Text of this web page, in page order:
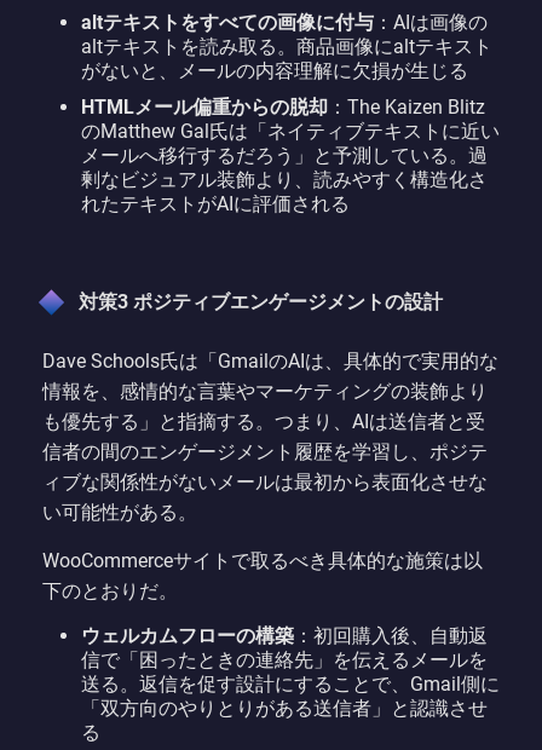
altテキストをすべての画像に付与 ：AIは画像の
altテキストを読み取る。商品画像にaltテキスト
がないと、メールの内容理解に欠損が生じる
HTMLメール偏重からの脱却 ：The Kaizen Blitz
のMatthew Gal氏は「ネイティブテキストに近い
メールへ移行するだろう」と予測している。過
剰なビジュアル装飾より、読みやすく構造化さ
れたテキストがAIに評価される
対策3 ポジティブエンゲージメントの設計
Dave Schools氏は「GmailのAIは、具体的で実用的な
情報を、感情的な言葉やマーケティングの装飾より
も優先する」と指摘する。つまり、AIは送信者と受
信者の間のエンゲージメント履歴を学習し、ポジテ
ィブな関係性がないメールは最初から表面化させな
い可能性がある。
WooCommerceサイトで取るべき具体的な施策は以
下のとおりだ。
ウェルカムフローの構築 ：初回購入後、自動返
信で「困ったときの連絡先」を伝えるメールを
送る。返信を促す設計にすることで、Gmail側に
「双方向のやりとりがある送信者」と認識させ
る